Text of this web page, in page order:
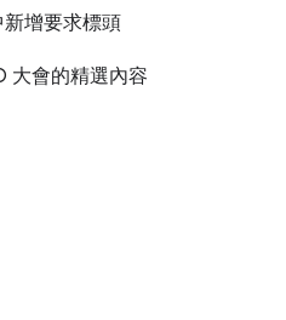
增要求標頭
大會的精選內容